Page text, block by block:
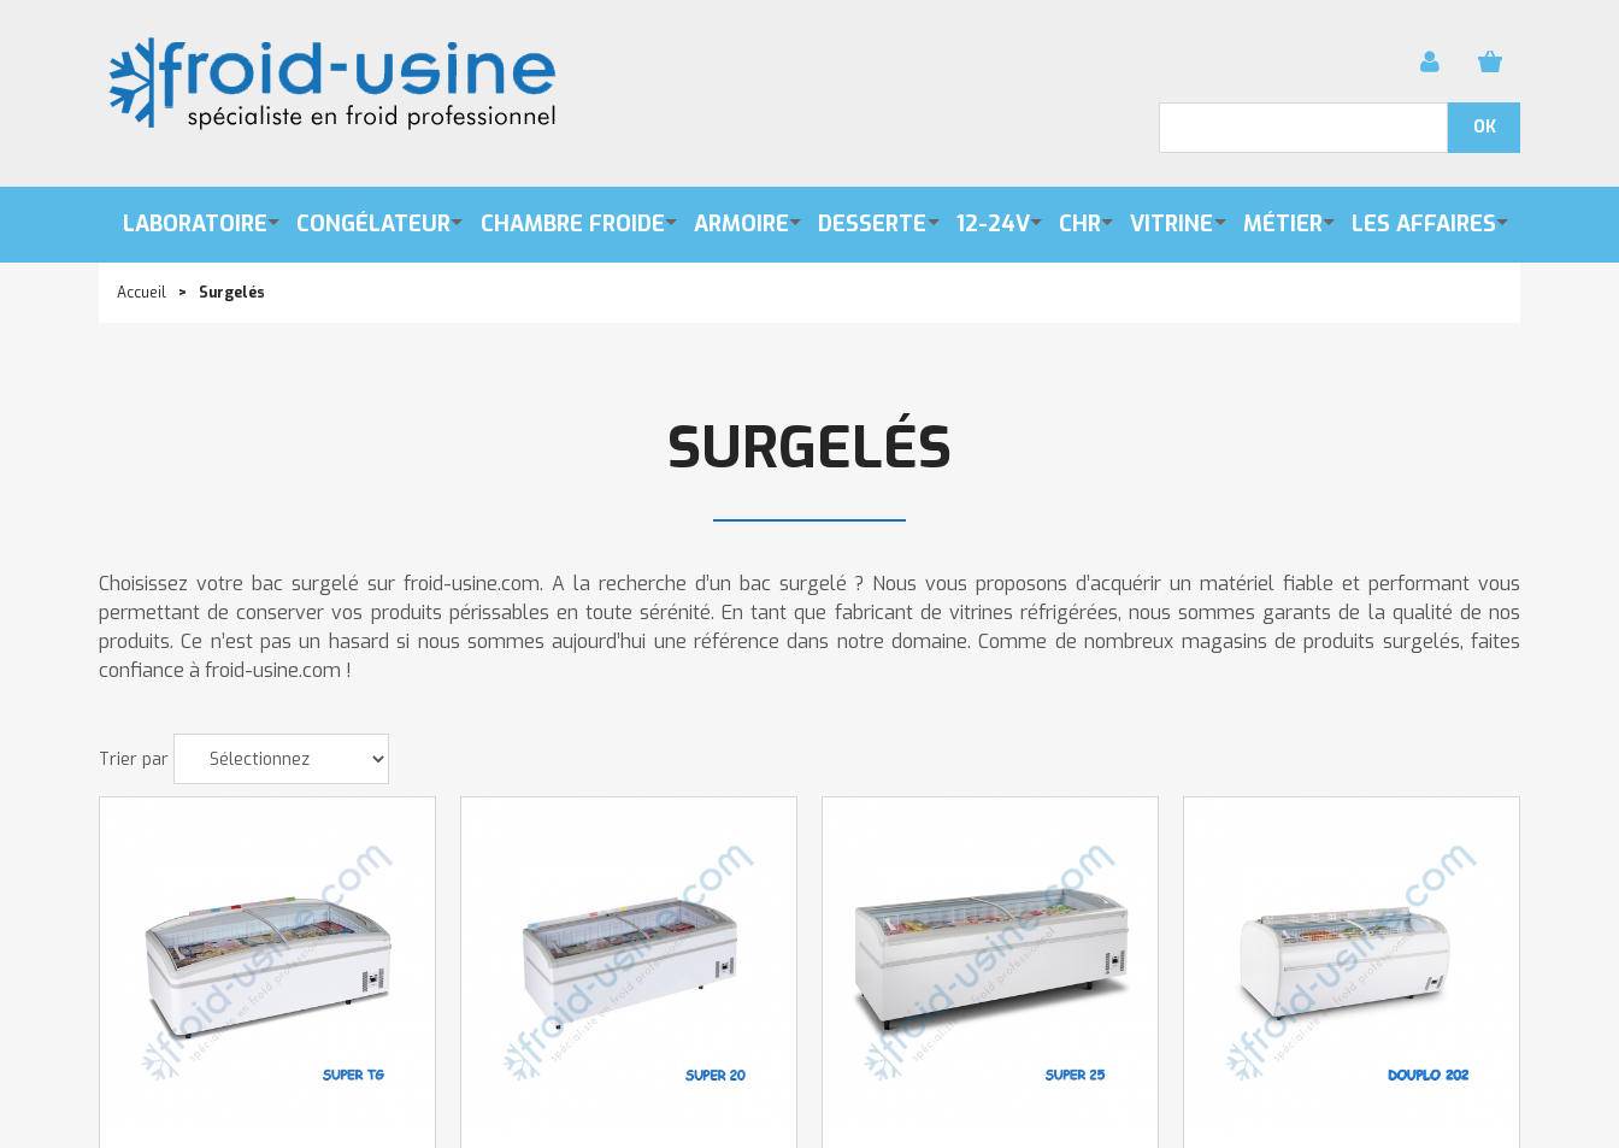
LABORATOIRE CONGÉLATEUR CHAMBRE FROIDE ARMOIRE DESSERTE 12-24V CHR VITRINE MÉTIER LES AFFAIRES
Accueil Surgelés
SURGELÉS
Choisissez votre bac surgelé sur froid-usine.com. A la recherche d’un bac surgelé ? Nous vous proposons d’acquérir un matériel fiable et performant vous
permettant de conserver vos produits périssables en toute sérénité. En tant que fabricant de vitrines réfrigérées, nous sommes garants de la qualité de nos
produits. Ce n’est pas un hasard si nous sommes aujourd’hui une référence dans notre domaine. Comme de nombreux magasins de produits surgelés, faites
confiance à froid-usine.com !
Trier par